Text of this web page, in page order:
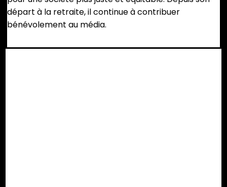
départ à la retraite, il continue à contribuer
bénévolement au média.